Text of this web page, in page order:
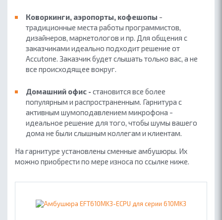
Коворкинги, аэропорты, кофешопы -
традиционные места работы программистов,
дизайнеров, маркетологов и пр. Для общения с
заказчиками идеально подходит решение от
Accutone. Заказчик будет слышать только вас, а не
все происходящее вокруг.
Домашний офис - становится все более
популярным и распространенным. Гарнитура с
активным шумоподавлением микрофона -
идеальное решение для того, чтобы шумы вашего
дома не были слышным коллегам и клиентам.
На гарнитуре установлены сменные амбушюры. Их
можно приобрести по мере износа по ссылке ниже.